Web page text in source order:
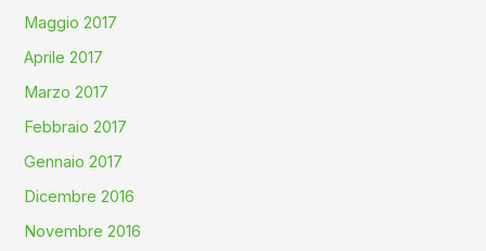
Maggio 2017
Aprile 2017
Marzo 2017
Febbraio 2017
Gennaio 2017
Dicembre 2016
Novembre 2016